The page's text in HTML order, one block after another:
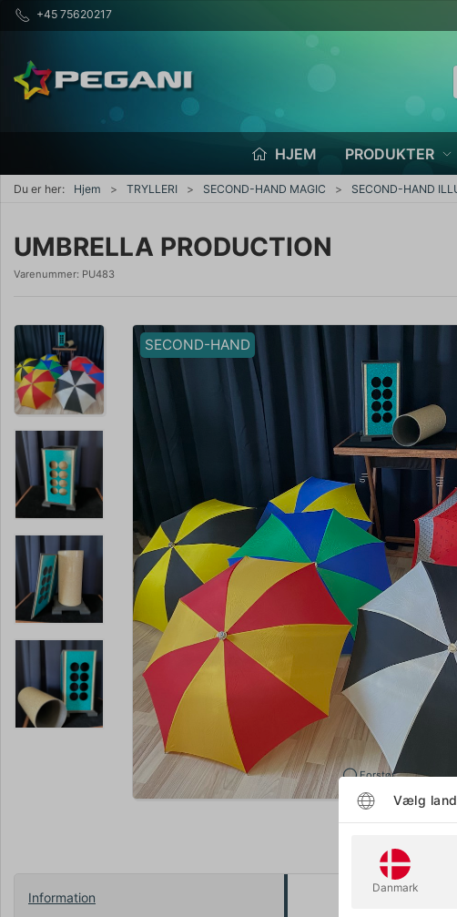
+45 75620217
HJEM PRODUKTER
Du er her: Hjem TRYLLERI SECOND-HAND MAGIC SECOND-HAND
UMBRELLA PRODUCTION
Varenummer: PU483
SECOND-HAND
Forstør
Information
Vælg land
Danmark